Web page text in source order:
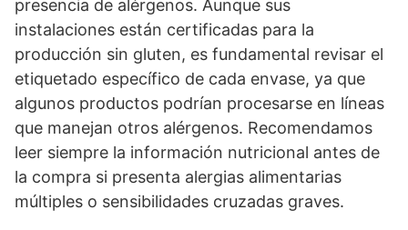
presencia de alérgenos. Aunque sus
instalaciones están certificadas para la
producción sin gluten, es fundamental revisar el
etiquetado específico de cada envase, ya que
algunos productos podrían procesarse en líneas
que manejan otros alérgenos. Recomendamos
leer siempre la información nutricional antes de
la compra si presenta alergias alimentarias
múltiples o sensibilidades cruzadas graves.